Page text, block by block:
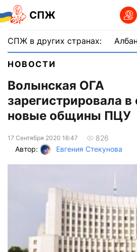
СПЖ
СПЖ в других странах:
НОВОСТИ
Волынская ОГА
зарегистрировала в
новые общины ПЦУ
17 Сентября 2020 16:47
826
Автор:
Евгения Стекунова